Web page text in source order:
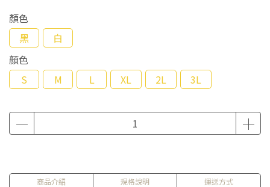
顏色
黑
白
顏色
S
M L XL 2L 3L
商品介紹 規格說明 運送方式